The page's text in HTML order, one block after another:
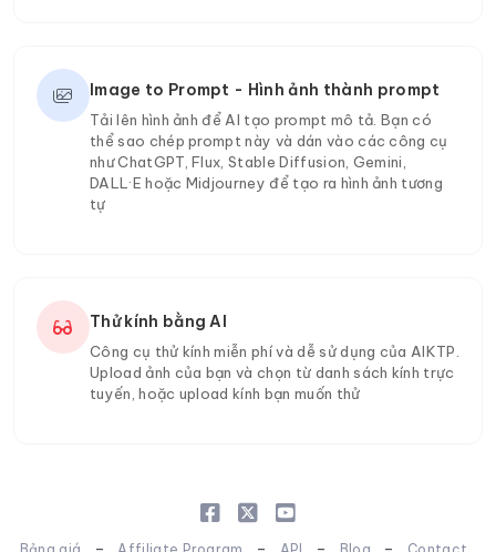
Image to Prompt - Hình ảnh thành prompt
Tải lên hình ảnh để AI tạo prompt mô tả. Bạn có
thể sao chép prompt này và dán vào các công cụ
như ChatGPT, Flux, Stable Diffusion, Gemini,
DALL·E hoặc Midjourney để tạo ra hình ảnh tương
tự
Thử kính bằng AI
Công cụ thử kính miễn phí và dễ sử dụng của AIKTP.
Upload ảnh của bạn và chọn từ danh sách kính trực
tuyến, hoặc upload kính bạn muốn thử